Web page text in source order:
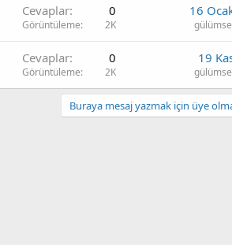
Cevaplar 0
Görüntüleme 2K
16
Cevaplar 0
Görüntüleme 2K
19
Buraya mesaj yazmak için üye